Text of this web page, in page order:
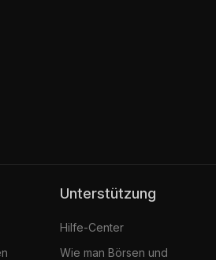
Unterstützung
Hilfe-Center
Wie man Börsen und